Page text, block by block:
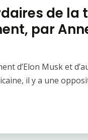
de la
par
d’Elon Musk et
il y a une